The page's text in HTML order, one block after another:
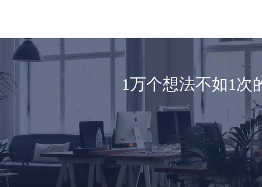
1万个想法不如1次